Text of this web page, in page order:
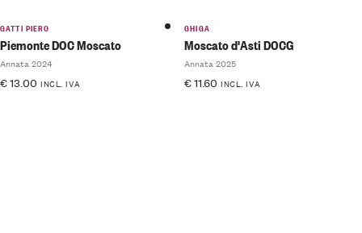
GATTI PIERO
Piemonte DOC Moscato
Annata 2024
€13.00 INCL. IVA
GHIGA
Moscato d'Asti DOCG
Annata 2025
€11.60 INCL. IVA